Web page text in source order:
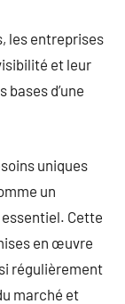
les entreprises
et leur
d’une
uniques
un
Cette
en œuvre
régulièrement
marché et